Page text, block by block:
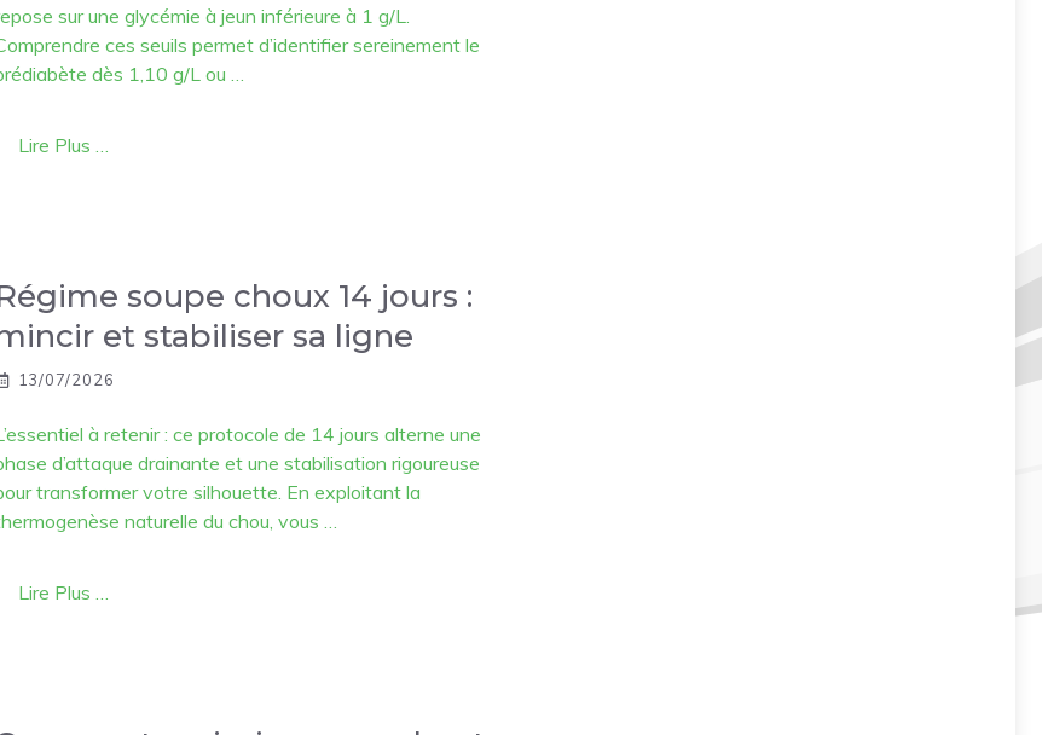
sur une glycémie à jeun inférieure à 1 g/L.
ces seuils permet d’identifier sereinement le
dès 1,10 g/L ou …
Lire Plus …
soupe choux 14 jours :
et stabiliser sa ligne
13/07/2026
à retenir : ce protocole de 14 jours alterne une
d’attaque drainante et une stabilisation rigoureuse
transformer votre silhouette. En exploitant la
naturelle du chou, vous …
Lire Plus …